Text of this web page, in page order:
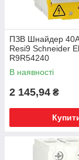
ПЗВ Шнайдер
Resi9 Schneider
R9R54240
В наявності
2 145,94 ₴